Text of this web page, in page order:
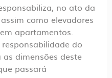
no ato da
como elevadores
apartamentos.
do
dimensões deste
passará